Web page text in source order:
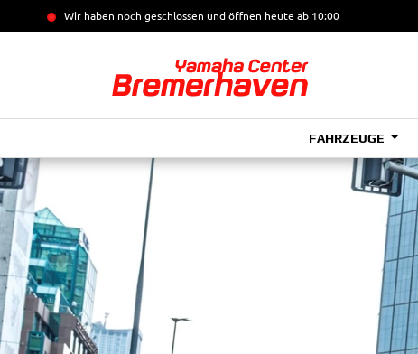
Wir haben noch geschlossen und öffnen heute ab 10:00
FAHRZEUGE